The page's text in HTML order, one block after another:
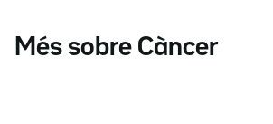
Més sobre Càncer